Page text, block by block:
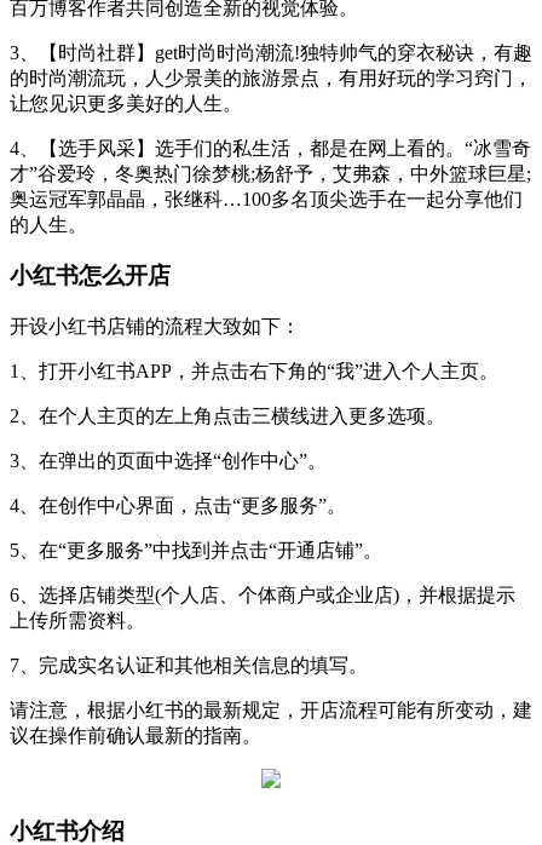
百万博客作者共同创造全新的视觉体验。
3、【时尚社群】get时尚时尚潮流!独特帅气的穿衣秘诀，有趣
的时尚潮流玩，人少景美的旅游景点，有用好玩的学习窍门，
让您见识更多美好的人生。
4、【选手风采】选手们的私生活，都是在网上看的。“冰雪奇
才”谷爱玲，冬奥热门徐梦桃;杨舒予，艾弗森，中外篮球巨星;
奥运冠军郭晶晶，张继科…100多名顶尖选手在一起分享他们
的人生。
小红书怎么开店
开设小红书店铺的流程大致如下：
1、打开小红书APP，并点击右下角的“我”进入个人主页。
2、在个人主页的左上角点击三横线进入更多选项。
3、在弹出的页面中选择“创作中心”。
4、在创作中心界面，点击“更多服务”。
5、在“更多服务”中找到并点击“开通店铺”。
6、选择店铺类型(个人店、个体商户或企业店)，并根据提示
上传所需资料。
7、完成实名认证和其他相关信息的填写。
请注意，根据小红书的最新规定，开店流程可能有所变动，建
议在操作前确认最新的指南。
小红书介绍